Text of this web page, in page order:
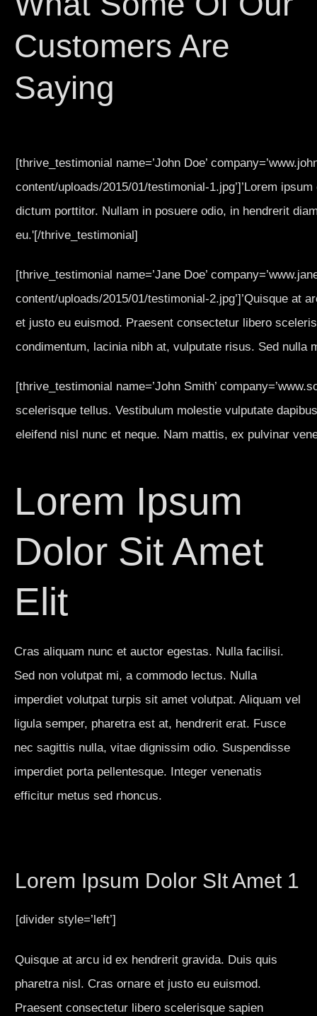
Customers Are
Saying
[thrive_testimonial name=’John Doe’
content/uploads/2015/01/testimonial-1.jpg’]’Lorem
dictum porttitor. Nullam in posuere odio, in hendrerit
eu.'[/thrive_testimonial]
[thrive_testimonial name=’Jane Doe’
content/uploads/2015/01/testimonial-2.jpg’]’Quisque at
et justo eu euismod. Praesent consectetur libero
condimentum, lacinia nibh at, vulputate risus. Sed
[thrive_testimonial name=’John Smith’
scelerisque tellus. Vestibulum molestie vulputate
eleifend nisl nunc et neque. Nam mattis, ex pulvinar
Lorem Ipsum
Dolor Sit Amet
Elit
Cras aliquam nunc et auctor egestas. Nulla facilisi.
Sed non volutpat mi, a commodo lectus. Nulla
imperdiet volutpat turpis sit amet volutpat. Aliquam vel
ligula semper, pharetra est at, hendrerit erat. Fusce
nec sagittis nulla, vitae dignissim odio. Suspendisse
imperdiet porta pellentesque. Integer venenatis
efficitur metus sed rhoncus.
Lorem Ipsum Dolor SIt Amet 1
[divider style=’left’]
Quisque at arcu id ex hendrerit gravida. Duis quis
pharetra nisl. Cras ornare et justo eu euismod.
Praesent consectetur libero scelerisque sapien